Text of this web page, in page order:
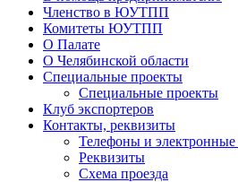
Членство в ЮУТПП
Комитеты ЮУТПП
О Палате
О Челябинской области
Специальные проекты
Специальные проекты
Клуб экспортеров
Контакты, реквизиты
Телефоны и электронные
Реквизиты
Схема проезда